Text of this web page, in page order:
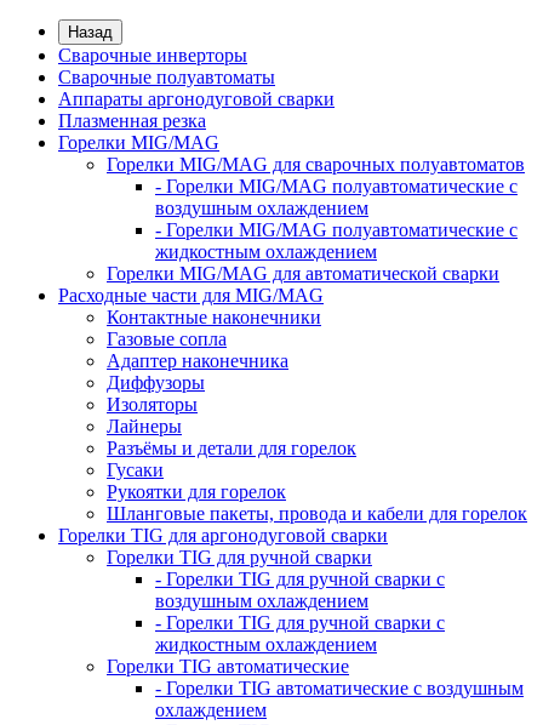
Назад
Сварочные инверторы
Сварочные полуавтоматы
Аппараты аргонодуговой сварки
Плазменная резка
Горелки MIG/MAG
Горелки MIG/MAG для сварочных полуавтоматов
- Горелки MIG/MAG полуавтоматические с
воздушным охлаждением
- Горелки MIG/MAG полуавтоматические с
жидкостным охлаждением
Горелки MIG/MAG для автоматической сварки
Расходные части для MIG/MAG
Контактные наконечники
Газовые сопла
Адаптер наконечника
Диффузоры
Изоляторы
Лайнеры
Разъёмы и детали для горелок
Гусаки
Рукоятки для горелок
Шланговые пакеты, провода и кабели для горелок
Горелки TIG для аргонодуговой сварки
Горелки TIG для ручной сварки
- Горелки TIG для ручной сварки с
воздушным охлаждением
- Горелки TIG для ручной сварки с
жидкостным охлаждением
Горелки TIG автоматические
- Горелки TIG автоматические с воздушным
охлаждением